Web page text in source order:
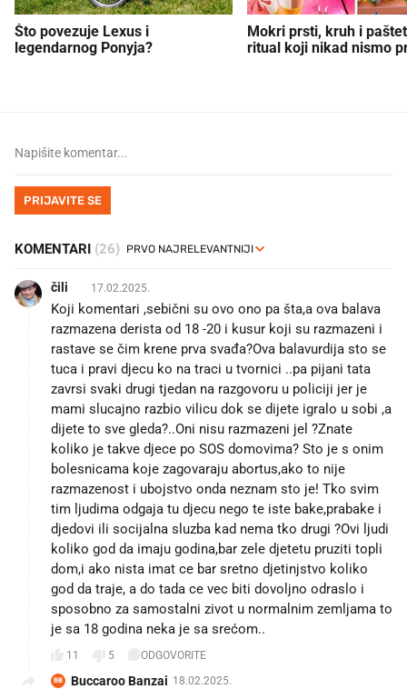
Što povezuje Lexus i
legendarnog Ponyja?
Mokri prsti, kruh i
ritual koji nikad nismo
PRIJAVITE SE
KOMENTARI (26)
čili 🌶️ 17.02.2025.
Koji komentari ,sebični su ovo ono pa šta,a ova balava
razmazena derista od 18 -20 i kusur koji su razmazeni i
rastave se čim krene prva svađa?Ova balavurdija sto se
tuca i pravi djecu ko na traci u tvornici ..pa pijani tata
zavrsi svaki drugi tjedan na razgovoru u policiji jer je
mami slucajno razbio vilicu dok se dijete igralo u sobi ,a
dijete to sve gleda?..Oni nisu razmazeni jel ?Znate
koliko je takve djece po SOS domovima? Sto je s onim
bolesnicama koje zagovaraju abortus,ako to nije
razmazenost i ubojstvo onda neznam sto je! Tko svim
tim ljudima odgaja tu djecu nego te iste bake,prabake i
djedovi ili socijalna sluzba kad nema tko drugi ?Ovi ljudi
koliko god da imaju godina,bar zele djetetu pruziti topli
dom,i ako nista imat ce bar sretno djetinjstvo koliko
god da traje, a do tada ce vec biti dovoljno odraslo i
sposobno za samostalni zivot u normalnim zemljama to
je sa 18 godina neka je sa srećom..
11 5 ODGOVORITE
BB Buccaroo Banzai 18.02.2025.